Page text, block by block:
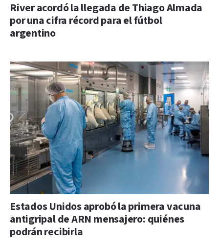
River acordó la llegada de Thiago Almada
por una cifra récord para el fútbol
argentino
Estados Unidos aprobó la primera vacuna
antigripal de ARN mensajero: quiénes
podrán recibirla